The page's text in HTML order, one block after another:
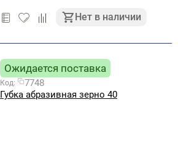
Нет в наличии
Ожидается поставка
Код:
7748
Губка абразивная зерно 40